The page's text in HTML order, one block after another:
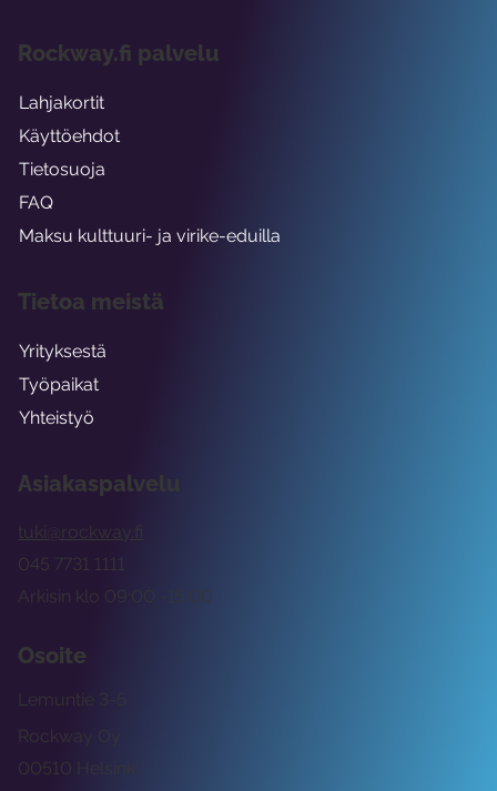
Asiakaspalvelu
tuki@rockway.fi
Arkisin klo 09:00 -15:00
045 7731 1111
Osoite
Rockway Oy
Lemuntie 3-5
00510 Helsinki
Rockway.fi palvelu
Lahjakortit
Käyttöehdot
Tietosuoja
FAQ
Maksu kulttuuri- ja virike-eduilla
Tietoa meistä
Yrityksestä
Työpaikat
Yhteistyö